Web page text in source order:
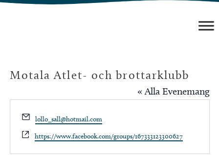
Hoppa
Motala Atlet- och brottarklubb
« Alla Evenemang
Email
lollo_sall@hotmail.com
Website
https://www.facebook.com/groups/167333123300627